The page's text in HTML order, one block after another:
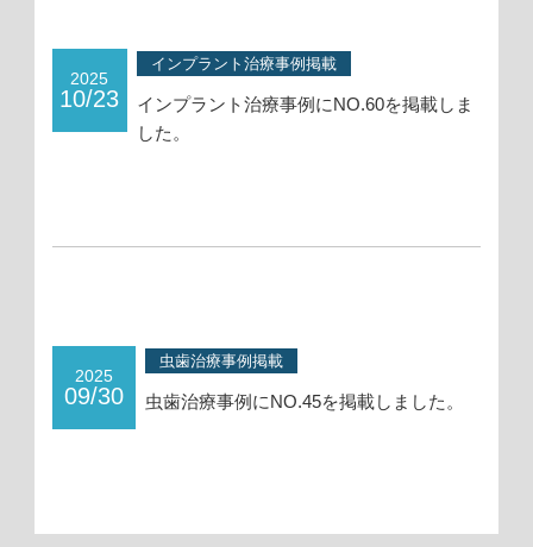
2025
10/23
インプラント治療事例掲載
インプラント治療事例にNO.60を掲載しま
した。
2025
09/30
虫歯治療事例掲載
虫歯治療事例にNO.45を掲載しました。